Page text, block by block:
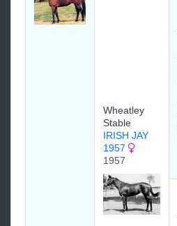
Wheatley
Stable
IRISH JAY
1957
1957